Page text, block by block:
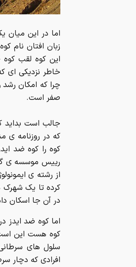
اما در این میان
زبان افتان نام
این کوه لقب کوه
خاطر نزدیکی ای
چرا که امکان
صفر است.
جالب است بداید
که در روزنامه ی
از رشته ی
کرده تا یک شهرک
در آن جا اسکان داده
اما کوه ضد ایدز
کوه هست این
سلول های
افرادی که دچار